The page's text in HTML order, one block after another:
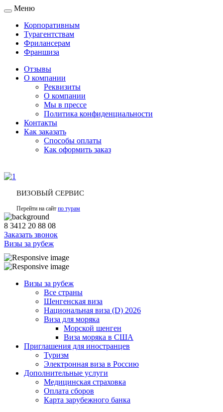
Toggle
navigation
Меню
Корпоративным
Турагентствам
Фрилансерам
Франшиза
Отзывы
О компании
Реквизиты
О компании
Мы в прессе
Политика конфиденциальности
Контакты
Как заказать
Способы оплаты
Как оформить заказ
ВИЗОВЫЙ СЕРВИС
Перейти на сайт по турам
8 3412 20 88 08
Заказать звонок
Визы за рубеж
Визы за рубеж
Все страны
Шенгенская виза
Национальная виза (D) 2026
Виза для моряка
Морской шенген
Виза моряка в США
Приглашения для иностранцев
Туризм
Электронная виза в Россию
Дополнительные услуги
Медицинская страховка
Оплата сборов
Карта зарубежного банка